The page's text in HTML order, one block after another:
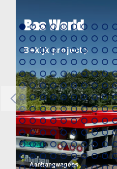
Aanhangwagens
Bas World
Bekijk project